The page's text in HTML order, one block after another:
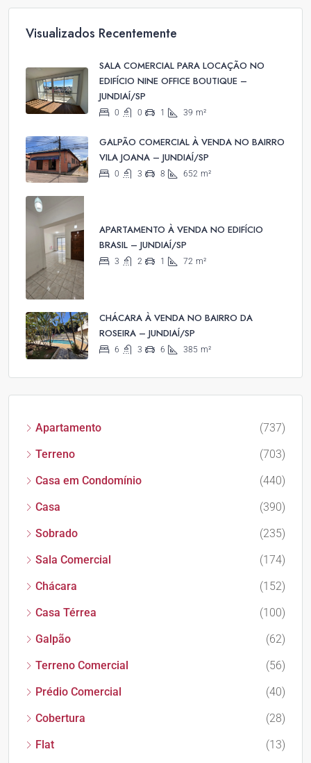
Visualizados Recentemente
SALA COMERCIAL PARA LOCAÇÃO NO
EDIFÍCIO NINE OFFICE BOUTIQUE –
JUNDIAÍ/SP
0 0 1 39 m²
GALPÃO COMERCIAL À VENDA NO BAIRRO
VILA JOANA – JUNDIAÍ/SP
0 3 8 652 m²
APARTAMENTO À VENDA NO EDIFÍCIO
BRASIL – JUNDIAÍ/SP
3 2 1 72 m²
CHÁCARA À VENDA NO BAIRRO DA
ROSEIRA – JUNDIAÍ/SP
6 3 6 385 m²
Apartamento
(737)
Terreno
(703)
Casa em Condomínio
(440)
Casa
(390)
Sobrado
(235)
Sala Comercial
(174)
Chácara
(152)
Casa Térrea
(100)
Galpão
(62)
Terreno Comercial
(56)
Prédio Comercial
(40)
Cobertura
(28)
Flat
(13)